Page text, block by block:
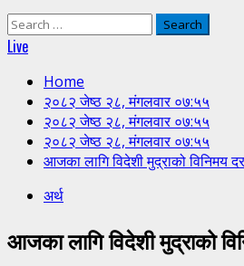
Search
for:
Live
Home
२०८२ जेष्ठ २८, मंगलवार ०७:५५
२०८२ जेष्ठ २८, मंगलवार ०७:५५
२०८२ जेष्ठ २८, मंगलवार ०७:५५
आजका लागि विदेशी मुद्राको विनिमय दर
अर्थ
आजका लागि विदेशी मुद्राको